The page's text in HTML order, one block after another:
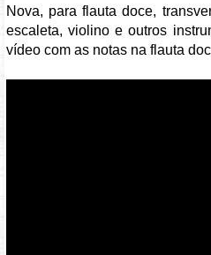
Nova, para flauta doce,
escaleta, violino e outros
vídeo com as notas na flauta